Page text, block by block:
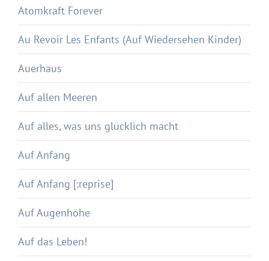
Atomkraft Forever
Au Revoir Les Enfants (Auf Wiedersehen Kinder)
Auerhaus
Auf allen Meeren
Auf alles, was uns glücklich macht
Auf Anfang
Auf Anfang [:reprise]
Auf Augenhöhe
Auf das Leben!